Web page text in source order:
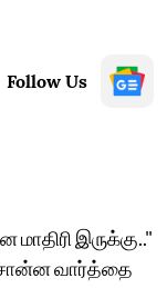
Follow Us
இருக்கு.."
வார்த்தை